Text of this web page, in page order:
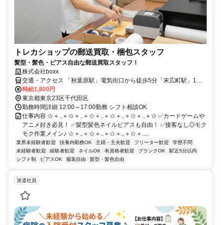
トレカショップの郵送買取・梱包スタッフ
髪型・髪色・ピアス自由な郵送買取スタッフ！
株式会社boxx
交通・アクセス 「秋葉原駅」電気街口から徒歩5分「末広町駅」1番
出口から徒歩2分
時給1,800円
東京都東京23区千代田区
勤務時間詳細 12:00～17:00勤務 シフト相談OK
仕事内容 ☆＋..＋☆＋..＋☆＋..＋☆＋..＋☆＋..＋☆ ✅カードゲームや
アニメ好き必見！ ✅髪型髪色ネイルピアスも自由！ ✅接客なし◎モク
モク作業メイン♪ ☆＋..＋☆＋..＋☆＋..＋☆＋....
業界未経験者歓迎 扶養内勤務OK 主婦・主夫歓迎 フリーター歓迎
学歴不問
未経験者歓迎
経験者歓迎 ネイルOK 有資格者歓迎 ブランクOK
駅近5分以内
シフト制
ピアスOK 服装自由 髪型・髪色自由
派遣社員